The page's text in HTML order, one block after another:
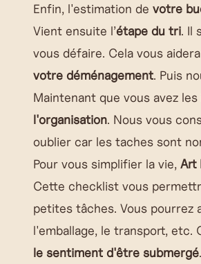
Enfin, l'estimation de votre
Vient ensuite l’étape du tri. Il
vous défaire. Cela vous
votre déménagement. Puis
Maintenant que vous avez
l'organisation. Nous vous
oublier car les taches sont
Pour vous simplifier la vie, Art
Cette checklist vous
petites tâches. Vous pourrez
l'emballage, le transport,
le sentiment d'être submergé.